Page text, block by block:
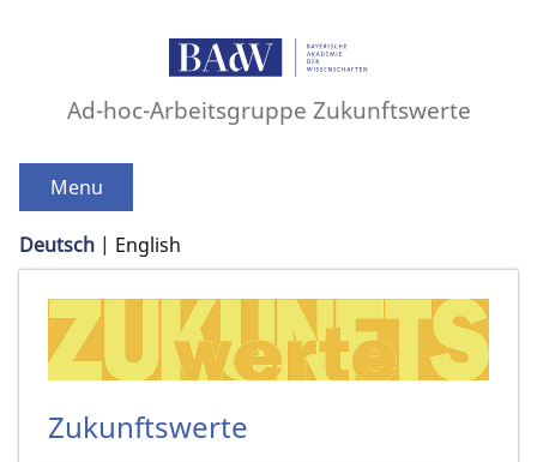
Ad-hoc-Arbeitsgruppe Zukunftswerte
Menu
Deutsch English
Zukunftswerte